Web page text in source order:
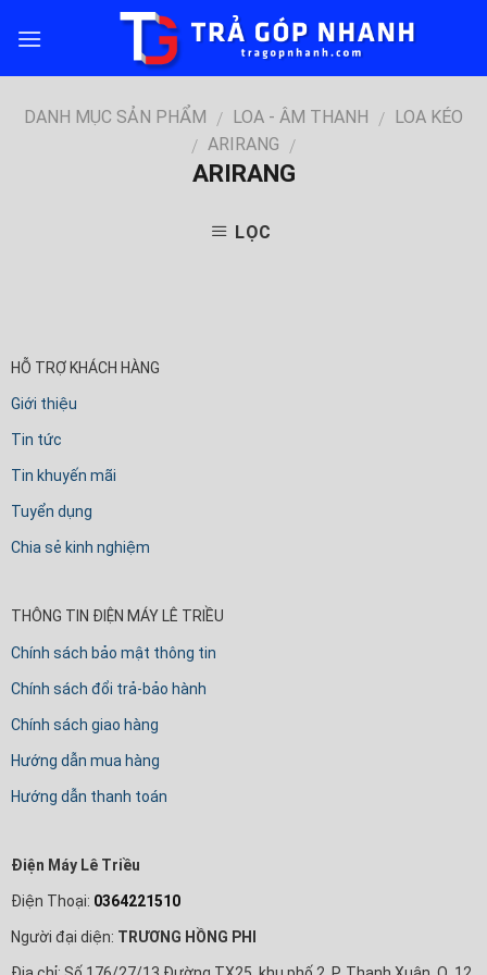
DANH MỤC SẢN PHẨM / LOA - ÂM THANH / LOA KÉO
/ ARIRANG /
ARIRANG
LỌC
HỖ TRỢ KHÁCH HÀNG
Giới thiệu
Tin tức
Tin khuyến mãi
Tuyển dụng
Chia sẻ kinh nghiệm
THÔNG TIN ĐIỆN MÁY LÊ TRIỀU
Chính sách bảo mật thông tin
Chính sách đổi trả-bảo hành
Chính sách giao hàng
Hướng dẫn mua hàng
Hướng dẫn thanh toán
Điện Máy Lê Triều
Điện Thoại: 0364221510
Người đại diện: TRƯƠNG HỒNG PHI